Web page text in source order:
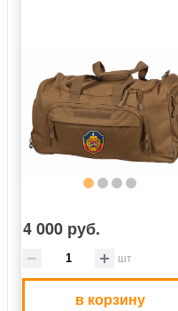
4 000 руб.
шт
в корзину